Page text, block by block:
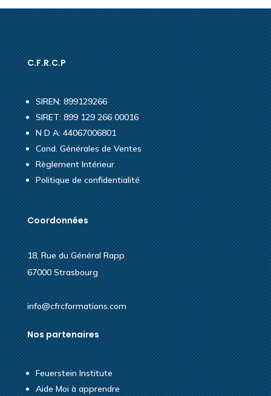
C.F.R.C.P
SIREN: 899129266
SIRET: 899 129 266 00016
N D A: 44067006801
Cond. Générales de Ventes
Règlement Intérieur
Politique de confidentialité
Coordonnées
18, Rue du Général Rapp
67000 Strasbourg
info@cfrcformations.com
Nos partenaires
Feuerstein Institute
Aide Moi à apprendre